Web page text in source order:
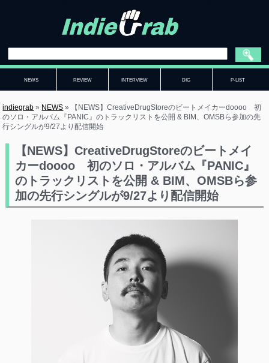
NEWS REVIEW INTERVIEW DIG P-LIST
indiegrab » NEWS »
【NEWS】CreativeDrugStoreのビートメイカーdoooo 初
のソロ・アルバム『PANIC』のトラックリストを公開 & BIM、OMSBら参加の先
行シングルが9/27より配信開始
【NEWS】CreativeDrugStoreのビートメイ
カーdoooo 初のソロ・アルバム『PANIC』
のトラックリストを公開 & BIM、OMSBら参
加の先行シングルが9/27より配信開始